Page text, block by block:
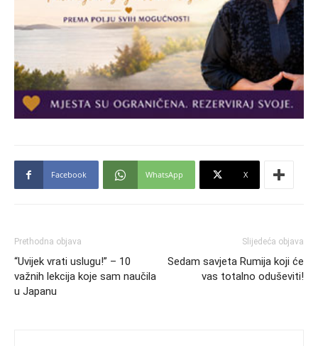
Facebook WhatsApp X
Prethodna objava
“Uvijek vrati uslugu!” – 10
važnih lekcija koje sam naučila
u Japanu
Slijedeća objava
Sedam savjeta Rumija koji će
vas totalno oduševiti!